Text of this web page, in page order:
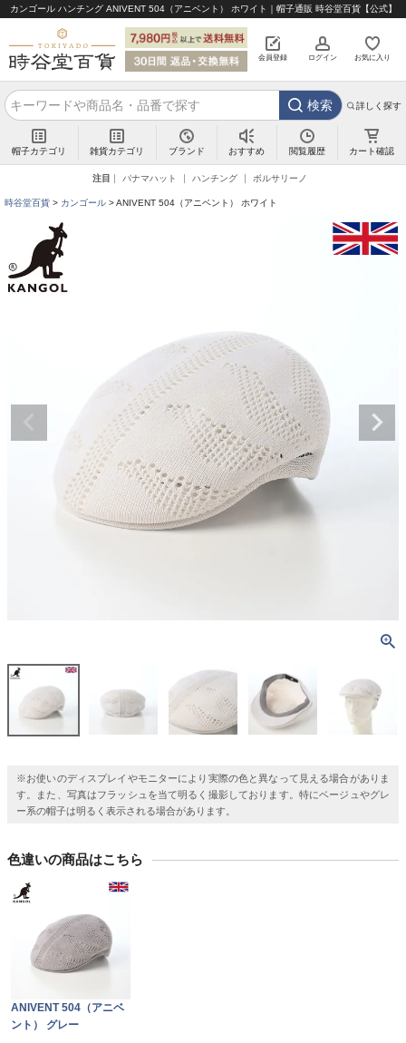
カンゴール ハンチング ANIVENT 504（アニベント） ホワイト｜帽子通販 時谷堂百貨【公式】
会員登録 ログイン お気に入り
検索 詳しく探す
帽子カテゴリ 雑貨カテゴリ ブランド おすすめ 閲覧履歴 カート確認
注目 パナマハット ハンチング ボルサリーノ
時谷堂百貨 カンゴール ANIVENT 504（アニベント） ホワイト
※お使いのディスプレイやモニターにより実際の色と異なって見える場合がありま
す。また、写真はフラッシュを当て明るく撮影しております。特にベージュやグレ
ー系の帽子は明るく表示される場合があります。
色違いの商品はこちら
ANIVENT 504（アニベ
ント） グレー